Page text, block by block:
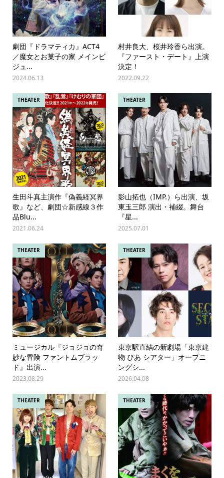
劇団『ドラマティカ』ACT4
／魔女とお菓子の家 メインビ
ジュ...
2024.06.13
村井良大、桜井玲香ら出演。
『ファースト・デート』上演
決定！
2022.09.22
THEATER
生田斗真主演作『偽義経冥界
歌』など、劇団☆新感線３作
品Blu...
2021.06.24
THEATER
影山拓也（IMP.）ら出演、坂
東玉三郎 演出・補綴。舞台
『星...
2025.07.01
THEATER
ミュージカル『ジョジョの奇
妙な冒険 ファントムブラッ
ド』出演...
2023.08.29
THEATER
東京駅直結の新劇場「東京建
物 ぴあ シアター」オープニ
ングシ...
2026.04.08
THEATER THEATER